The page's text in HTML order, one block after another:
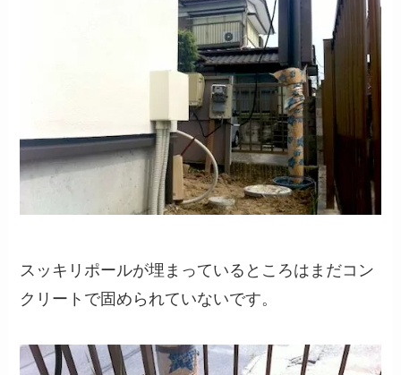
スッキリポールが埋まっているところはまだコン
クリートで固められていないです。